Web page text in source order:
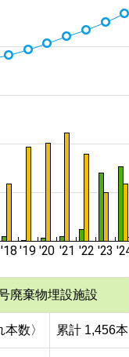
廃棄物埋設施設
数〉 累計 1,456本